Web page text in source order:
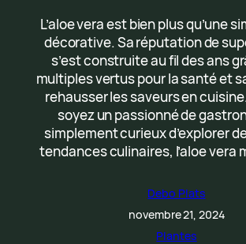
L’aloe vera est bien plus qu’une
décorative. Sa réputation de
s’est construite au fil des ans
multiples vertus pour la santé et
rehausser les saveurs en
soyez un passionné de
simplement curieux d’explorer
tendances culinaires, l’aloe vera
Debo Plats
novembre 21, 2024
Plantes